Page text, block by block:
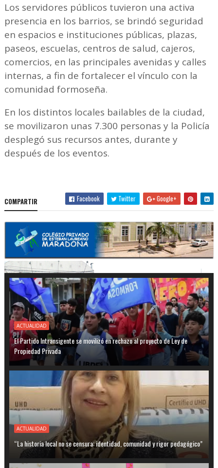
Los servidores públicos tuvieron una activa
presencia en los barrios, se brindó seguridad
en espacios e instituciones públicas, plazas,
paseos, escuelas, centros de salud, cajeros,
comercios, en las principales avenidas y calles
internas, a fin de fortalecer el vínculo con la
comunidad formoseña.
En los distintos locales bailables de la ciudad,
se movilizaron unas 7.300 personas y la Policía
desplegó sus recursos antes, durante y
después de los eventos.
COMPARTIR Facebook Twitter Google+
ACTUALIDAD
El Partido Intransigente se movilizó en rechazo al proyecto de Ley de
Propiedad Privada
ACTUALIDAD
“La historia local no se censura: identidad, comunidad y rigor pedagógico”